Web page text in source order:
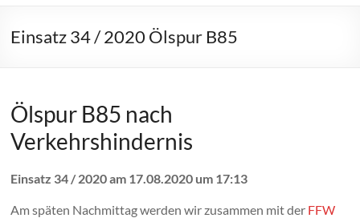
Einsatz 34 / 2020 Ölspur B85
Ölspur B85 nach
Verkehrshindernis
Einsatz 34 / 2020 am 17.08.2020 um 17:13
Am späten Nachmittag werden wir zusammen mit der FFW